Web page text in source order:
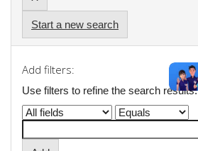
Start a new search
Add filters:
Use filters to refine the search results.